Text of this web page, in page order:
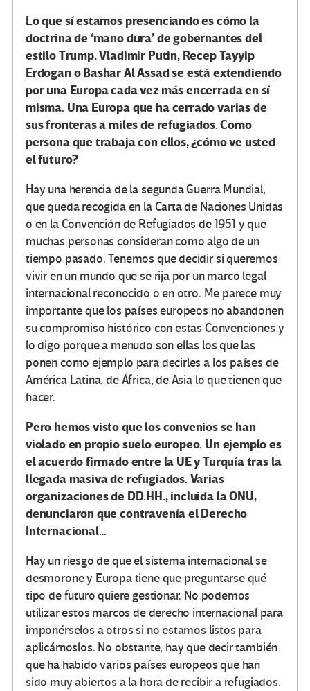
Lo que sí estamos presenciando es cómo la
doctrina de ‘mano dura’ de gobernantes del
estilo Trump, Vladimir Putin, Recep Tayyip
Erdogan o Bashar Al Assad se está extendiendo
por una Europa cada vez más encerrada en sí
misma. Una Europa que ha cerrado varias de
sus fronteras a miles de refugiados. Como
persona que trabaja con ellos, ¿cómo ve usted
el futuro?
Hay una herencia de la segunda Guerra Mundial,
que queda recogida en la Carta de Naciones Unidas
o en la Convención de Refugiados de 1951 y que
muchas personas consideran como algo de un
tiempo pasado. Tenemos que decidir si queremos
vivir en un mundo que se rija por un marco legal
internacional reconocido o en otro. Me parece muy
importante que los países europeos no abandonen
su compromiso histórico con estas Convenciones y
lo digo porque a menudo son ellas los que las
ponen como ejemplo para decirles a los países de
América Latina, de África, de Asia lo que tienen que
hacer.
Pero hemos visto que los convenios se han
violado en propio suelo europeo. Un ejemplo es
el acuerdo firmado entre la UE y Turquía tras la
llegada masiva de refugiados. Varias
organizaciones de DD.HH., incluida la ONU,
denunciaron que contravenía el Derecho
Internacional…
Hay un riesgo de que el sistema internacional se
desmorone y Europa tiene que preguntarse qué
tipo de futuro quiere gestionar. No podemos
utilizar estos marcos de derecho internacional para
imponérselos a otros si no estamos listos para
aplicárnoslos. No obstante, hay que decir también
que ha habido varios países europeos que han
sido muy abiertos a la hora de recibir a refugiados.